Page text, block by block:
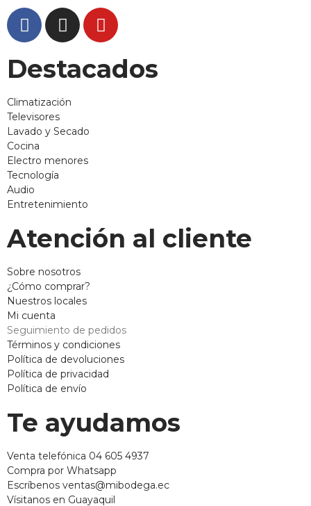
Destacados
Climatización
Televisores
Lavado y Secado
Cocina
Electro menores
Tecnología
Audio
Entretenimiento
Atención al cliente
Sobre nosotros
¿Cómo comprar?
Nuestros locales
Mi cuenta
Seguimiento de pedidos
Términos y condiciones
Política de devoluciones
Política de privacidad
Política de envío
Te ayudamos
Venta telefónica 04 605 4937
Compra por Whatsapp
Escríbenos ventas@mibodega.ec
Vísitanos en Guayaquil